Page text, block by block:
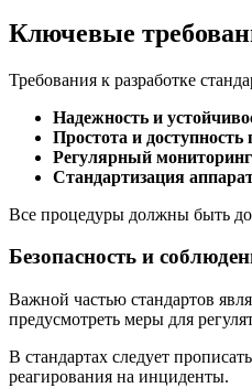
Ключевые
Требования к разработке
Надежность и
Простота и доступность
Регулярный
Стандартизация
Все процедуры должны быть
Безопасность и
Важной частью стандартов
предусмотреть меры для
В стандартах следует
реагирования на инциденты.